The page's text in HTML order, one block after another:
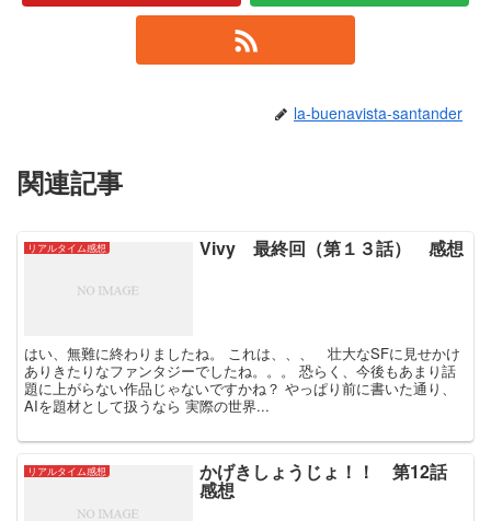
la-buenavista-santander
関連記事
リアルタイム感想 Vivy 最終回（第１３話） 感想
はい、無難に終わりましたね。 これは、、、 壮大なSFに見せかけ
ありきたりなファンタジーでしたね。。。 恐らく、今後もあまり話
題に上がらない作品じゃないですかね？ やっぱり前に書いた通り、
AIを題材として扱うなら 実際の世界...
リアルタイム感想 かげきしょうじょ！！ 第12話
感想